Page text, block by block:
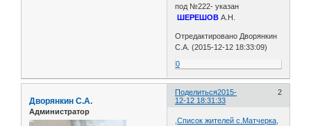
под №222- указан
ШЕРЕШОВ А.Н.
Отредактировано Дворянкин
С.А. (2015-12-12 18:33:09)
0
Поделиться 2
2015-
12-12 18:31:33
Дворянкин С.А.
Администратор
,Список жителей с.Матчерка,